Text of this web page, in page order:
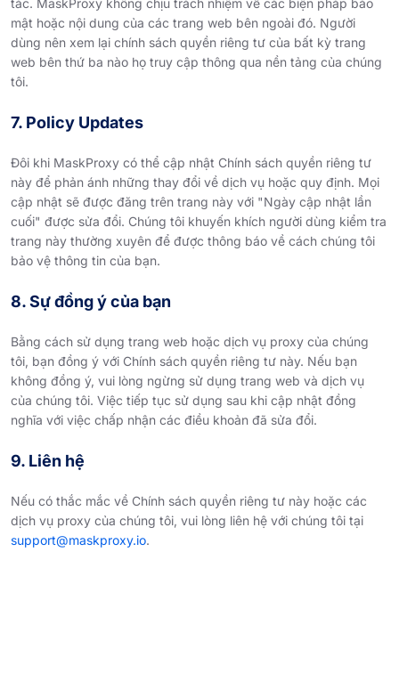
mật hoặc nội dung của các trang web bên ngoài đó. Người
dùng nên xem lại chính sách quyền riêng tư của bất kỳ trang
web bên thứ ba nào họ truy cập thông qua nền tảng của chúng
tôi.
7. Policy Updates
Đôi khi MaskProxy có thể cập nhật Chính sách quyền riêng tư
này để phản ánh những thay đổi về dịch vụ hoặc quy định. Mọi
cập nhật sẽ được đăng trên trang này với "Ngày cập nhật lần
cuối" được sửa đổi. Chúng tôi khuyến khích người dùng kiểm tra
trang này thường xuyên để được thông báo về cách chúng tôi
bảo vệ thông tin của bạn.
8. Sự đồng ý của bạn
Bằng cách sử dụng trang web hoặc dịch vụ proxy của chúng
tôi, bạn đồng ý với Chính sách quyền riêng tư này. Nếu bạn
không đồng ý, vui lòng ngừng sử dụng trang web và dịch vụ
của chúng tôi. Việc tiếp tục sử dụng sau khi cập nhật đồng
nghĩa với việc chấp nhận các điều khoản đã sửa đổi.
9. Liên hệ
Nếu có thắc mắc về Chính sách quyền riêng tư này hoặc các
dịch vụ proxy của chúng tôi, vui lòng liên hệ với chúng tôi tại
support@maskproxy.io.